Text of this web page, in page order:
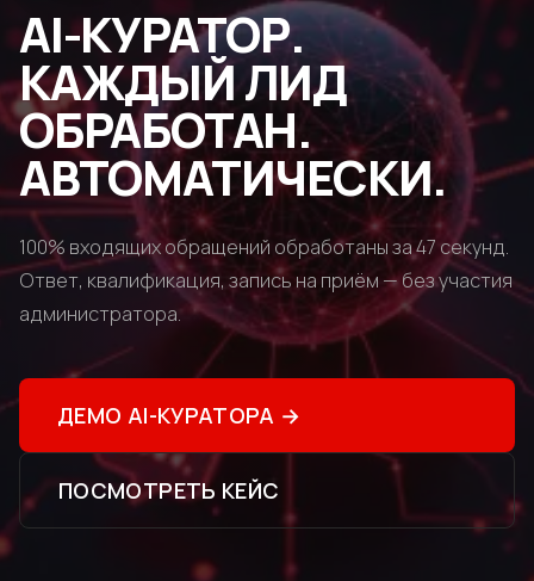
AI-КУРАТОР.
КАЖДЫЙ ЛИД
ОБРАБОТАН.
АВТОМАТИЧЕСКИ.
100% входящих обращений обработаны за 47 секунд.
Ответ, квалификация, запись на приём — без участия
администратора.
ДЕМО AI-КУРАТОРА →
ПОСМОТРЕТЬ КЕЙС